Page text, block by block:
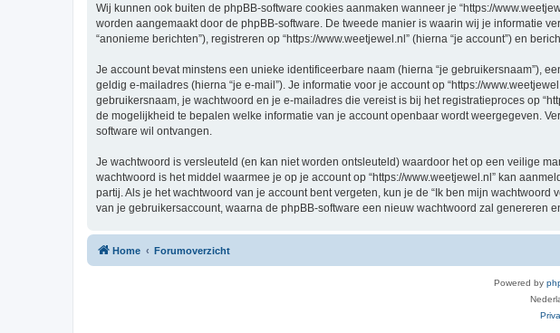
Wij kunnen ook buiten de phpBB-software cookies aanmaken wanneer je “https://
worden aangemaakt door de phpBB-software. De tweede manier is waarin wij je informatie
“anonieme berichten”), registreren op “https://www.weetjewel.nl” (hierna “je account”) en
Je account bevat minstens een unieke identificeerbare naam (hierna “je gebruikersnaam”),
geldig e-mailadres (hierna “je e-mail”). Je informatie voor je account op “https://
gebruikersnaam, je wachtwoord en je e-mailadres die vereist is bij het registratieproces op
de mogelijkheid te bepalen welke informatie van je account openbaar wordt weergegeven.
software wil ontvangen.
Je wachtwoord is versleuteld (en kan niet worden ontsleuteld) waardoor het op een veilige
wachtwoord is het middel waarmee je op je account op “https://www.weetjewel.nl” kan
partij. Als je het wachtwoord van je account bent vergeten, kun je de “Ik ben mijn
van je gebruikersaccount, waarna de phpBB-software een nieuw wachtwoord zal genereren
Home Forumoverzicht
Powered by